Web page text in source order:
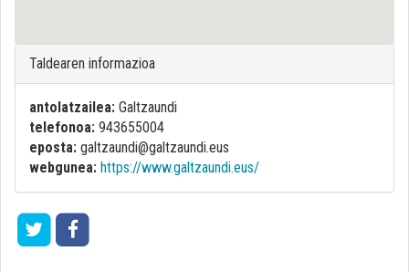
Taldearen informazioa
antolatzailea: Galtzaundi
telefonoa: 943655004
eposta: galtzaundi@galtzaundi.eus
webgunea: https://www.galtzaundi.eus/